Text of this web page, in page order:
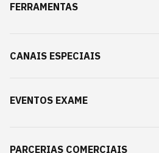
FERRAMENTAS
CANAIS ESPECIAIS
EVENTOS EXAME
PARCERIAS COMERCIAIS